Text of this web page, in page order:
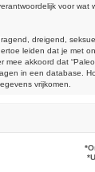
voor
dreigend,
leiden dat je met
akkoord dat
in een database.
vrijkomen.
*
*